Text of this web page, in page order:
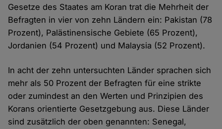
Gesetze des Staates am Koran trat die Mehrheit der
Befragten in vier von zehn Ländern ein: Pakistan (78
Prozent), Palästinensische Gebiete (65 Prozent),
Jordanien (54 Prozent) und Malaysia (52 Prozent).
In acht der zehn untersuchten Länder sprachen sich
mehr als 50 Prozent der Befragten für eine strikte
oder zumindest an den Werten und Prinzipien des
Korans orientierte Gesetzgebung aus. Diese Länder
sind zusätzlich der oben genannten: Senegal,